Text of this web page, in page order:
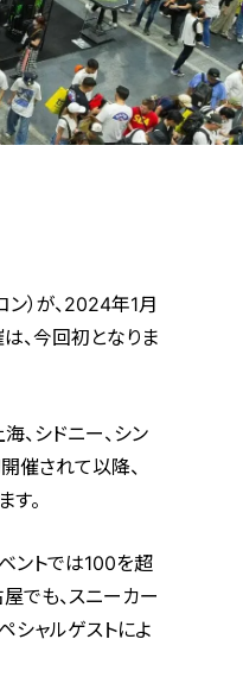
）が、2024年1月
、今回初となりま
、シドニー、シン
催されて以降、
。
ントでは100を超
でも、スニーカー
シャルゲストによ